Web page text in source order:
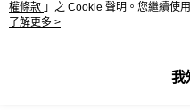
權條款 」之 Cookie 聲明。您繼續使
用條款之 Cookie 聲明使用 cookie。
了解更多 >
我